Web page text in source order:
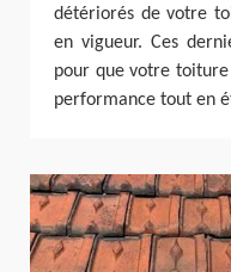
détériorés de votre
en vigueur. Ces
pour que votre
performance tout en